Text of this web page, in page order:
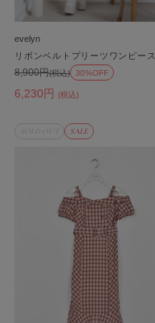
evelyn
リボンベルトプリーツワンピース
6,230円 (税込)
8,900円(税込) 30%OFF
SALE